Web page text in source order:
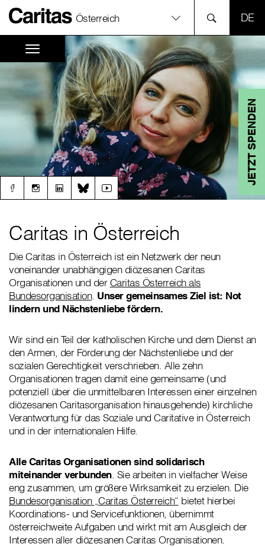
Österreich
JETZT SPENDEN
Caritas in Österreich
Die Caritas in Österreich ist ein Netzwerk der neun
voneinander unabhängigen diözesanen Caritas
Organisationen und derCaritas Österreich als
Bundesorganisation. Unser gemeinsames Ziel ist: Not
lindern und Nächstenliebe fördern.
Wir sind ein Teil der katholischen Kirche und dem Dienst an
den Armen, der Förderung der Nächstenliebe und der
sozialen Gerechtigkeit verschrieben. Alle zehn
Organisationen tragen damit eine gemeinsame (und
potenziell über die unmittelbaren Interessen einer einzelnen
diözesanen Caritasorganisation hinausgehende) kirchliche
Verantwortung für das Soziale und Caritative in Österreich
und in der internationalen Hilfe.
Alle Caritas Organisationen sind solidarisch
miteinander verbunden. Sie arbeiten in vielfacher Weise
eng zusammen, um größere Wirksamkeit zu erzielen. Die
Bundesorganisation „Caritas Österreich“ bietet hierbei
Koordinations- und Servicefunktionen, übernimmt
österreichweite Aufgaben und wirkt mit am Ausgleich der
Interessen aller diözesanen Caritas Organisationen.